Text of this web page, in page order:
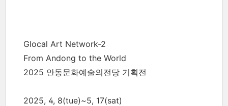
Glocal Art Network-2
From Andong to the World
2025 안동문화예술의전당 기획전
2025, 4, 8(tue)~5, 17(sat)